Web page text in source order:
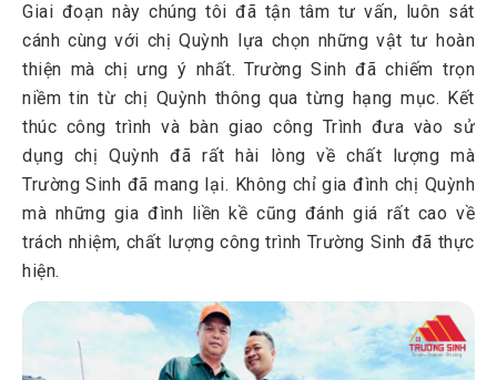
Giai đoạn này chúng tôi đã tận tâm tư vấn, luôn sát
cánh cùng với chị Quỳnh lựa chọn những vật tư hoàn
thiện mà chị ưng ý nhất. Trường Sinh đã chiếm trọn
niềm tin từ chị Quỳnh thông qua từng hạng mục. Kết
thúc công trình và bàn giao công Trình đưa vào sử
dụng chị Quỳnh đã rất hài lòng về chất lượng mà
Trường Sinh đã mang lại. Không chỉ gia đình chị Quỳnh
mà những gia đình liền kề cũng đánh giá rất cao về
trách nhiệm, chất lượng công trình Trường Sinh đã thực
hiện.